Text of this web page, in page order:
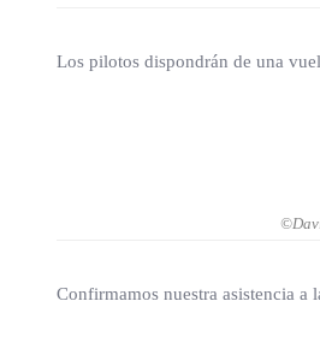
Los pilotos dispondrán de una
Confirmamos nuestra asistencia